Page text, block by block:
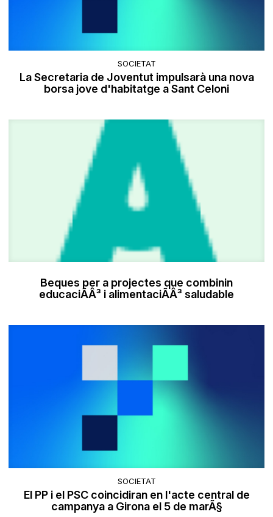
SOCIETAT
La Secretaria de Joventut impulsarà una nova
borsa jove d'habitatge a Sant Celoni
Beques per a projectes que combinin
educaciÃÂ³ i alimentaciÃÂ³ saludable
SOCIETAT
El PP i el PSC coincidiran en l'acte central de
campanya a Girona el 5 de marÃ§